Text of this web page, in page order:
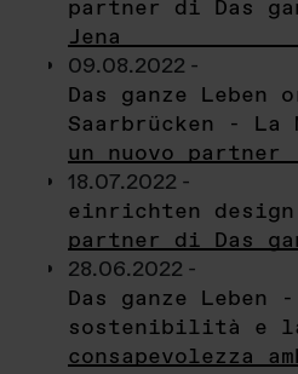
partner di Das
Jena
09.08.2022 -
Das ganze Leben
Saarbrücken - La
un nuovo partner
18.07.2022 -
einrichten
partner di Das
28.06.2022 -
Das ganze Leben
sostenibilità e
consapevolezza